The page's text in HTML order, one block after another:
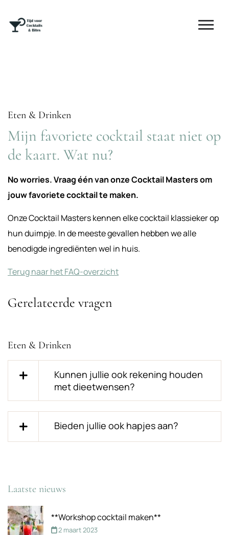
Eten & Drinken
Mijn favoriete cocktail staat niet op
de kaart. Wat nu?
No worries. Vraag één van onze Cocktail Masters om
jouw favoriete cocktail te maken.
Onze Cocktail Masters kennen elke cocktail klassieker op
hun duimpje. In de meeste gevallen hebben we alle
benodigde ingrediënten wel in huis.
Terug naar het FAQ-overzicht
Gerelateerde vragen
Eten & Drinken
Kunnen jullie ook rekening houden
met dieetwensen?
Bieden jullie ook hapjes aan?
Laatste nieuws
**Workshop cocktail maken**
2 maart 2023